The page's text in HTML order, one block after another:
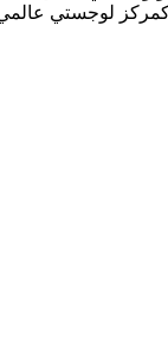
لوجستي عالمي